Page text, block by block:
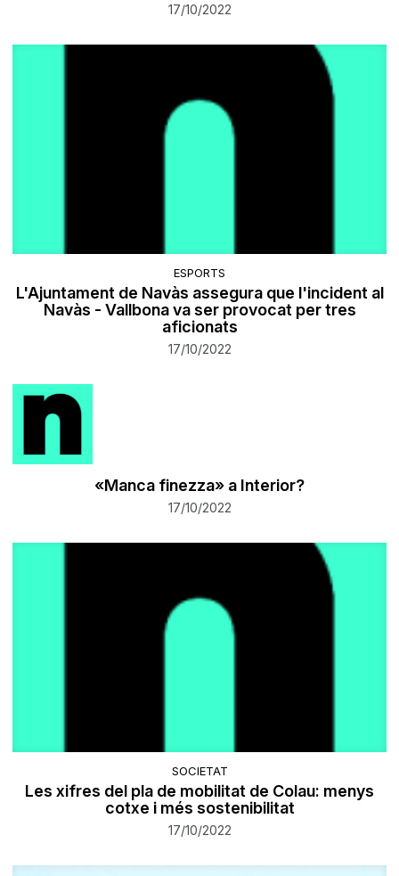
17/10/2022
ESPORTS
L'Ajuntament de Navàs assegura que l'incident al
Navàs - Vallbona va ser provocat per tres
aficionats
17/10/2022
«Manca finezza» a Interior?
17/10/2022
SOCIETAT
Les xifres del pla de mobilitat de Colau: menys
cotxe i més sostenibilitat
17/10/2022